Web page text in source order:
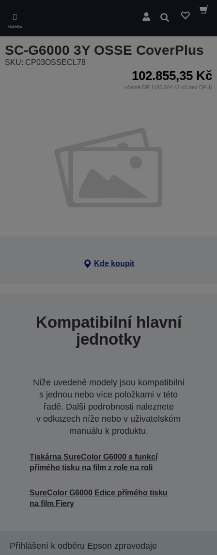
main
content
Nabídka
Hledat
SC-G6000 3Y OSSE CoverPlus
SKU: CP03OSSECL78
102.855,35 Kč
včetně DPH (85.004,42 Kč bez DPH)
Kde koupit
Kompatibilní hlavní
jednotky
Níže uvedené modely jsou kompatibilní
s jednou nebo více položkami v této
řadě. Další podrobnosti naleznete
v odkazech níže nebo v uživatelském
manuálu k produktu.
Tiskárna SureColor G6000 s funkcí
přímého tisku na film z role na roli
SureColor G6000 Edice přímého tisku
na film Fiery
Přihlášení k odběru Epson zpravodaje